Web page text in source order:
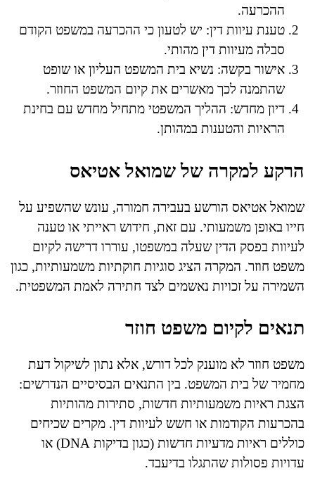
ההכרעה.
טענת עיוות דין: יש לטעון כי ההכרעה במשפט הקודם
סבלה מעיוות דין מהותי.
אישור בקשה: נשיא בית המשפט העליון או שופט
שהתמנה לכך מאשרים את קיום המשפט החוזר.
דיון מחדש: ההליך המשפטי מתחיל מחדש עם בחינת
הראיות והטענות במהותן.
הרקע למקרה של שמואל אטיאס
שמואל אטיאס הורשע בעבירה חמורה, עונש שהשפיע על
חייו באופן משמעותי. עם זאת, חידוש ראייתי או טענה
לעיוות בפסק הדין שעלה במשפטו, עוררו דרישה לקיום
משפט חוזר. המקרה הציג סוגיות חוקתיות משמעותיות, כגון
השמירה על זכויות נאשמים לצד חתירה לאמת המשפטית.
תנאים לקיום משפט חוזר
משפט חוזר לא מוענק לכל דורש, אלא נתון לשיקול דעת
מחמיר של בית המשפט. בין התנאים הבסיסיים הנדרשים:
הצגת ראיות משמעותיות חדשות, סתירות מהותיות
בהכרעות הקודמות או חשש לעיוות דין. מקרים שכיחים
כוללים ראיות מדעיות חדשות (כגון בדיקות DNA) או
עדויות פסולות שהתגלו בדיעבד.